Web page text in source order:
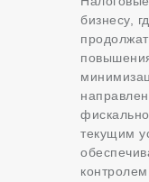
бизнесу,
текущим